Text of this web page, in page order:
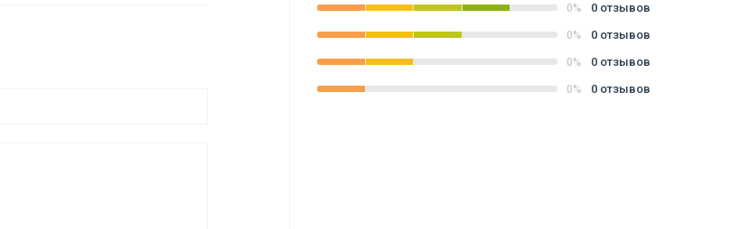
0% 0 отзывов
0% 0 отзывов
0% 0 отзывов
0% 0 отзывов